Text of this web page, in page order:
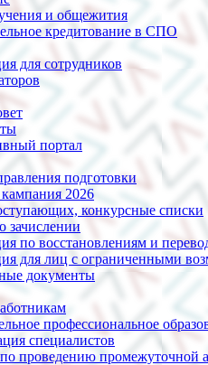
и общежития
кредитование в СПО
для сотрудников
портал
подготовки
2026
конкурсные списки
зачислении
по восстановлениям и
для лиц с ограниченными
документы
профессиональное
специалистов
проведению промежуточной